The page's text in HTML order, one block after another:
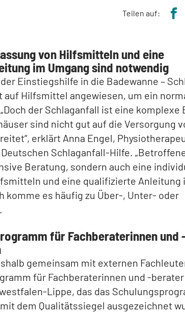
Teilen auf:
von Hilfsmitteln und eine
im Umgang sind notwendig
Einstiegshilfe in die Badewanne –
Hilfsmittel angewiesen, um ein
der Schlaganfall ist eine komplexe
sind nicht gut auf die Versorgung
erklärt Anna Engel,
Schlaganfall-Hilfe.
Beratung, sondern auch eine
und eine qualifizierte Anleitung
komme es häufig zu Über-, Unter- oder
für Fachberaterinnen und
gemeinsam mit externen
für Fachberaterinnen und -
Lippe, das das
dem Qualitätssiegel ausgezeichnet